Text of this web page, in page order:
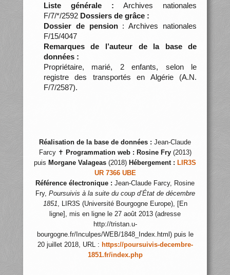
Liste générale : Archives nationales
F/7/*/2592 Dossiers de grâce :
Dossier de pension: Archives nationales
F/15/4047
Remarques de l’auteur de la base de
données :
Propriétaire, marié, 2 enfants, selon le
registre des transportés en Algérie (A.N.
F/7/2587).
Réalisation de la base de données : Jean-Claude
Farcy ✝ Programmation web : Rosine Fry(2013)
puis Morgane Valageas (2018) Hébergement : LIR3S
UR 7366 UBE
Référence électronique : Jean-Claude Farcy, Rosine
Fry, Poursuivis à la suite du coup d’État de décembre
1851, LIR3S (Université Bourgogne Europe), [En
ligne], mis en ligne le 27 août 2013 (adresse
http://tristan.u-
bourgogne.fr/Inculpes/WEB/1848_Index.html) puis le
20 juillet 2018, URL : https://poursuivis-decembre-
1851.fr/index.php